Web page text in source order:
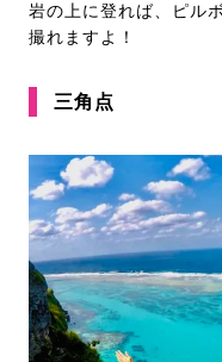
岩の上に登れば、ピル
撮れますよ！
三角点